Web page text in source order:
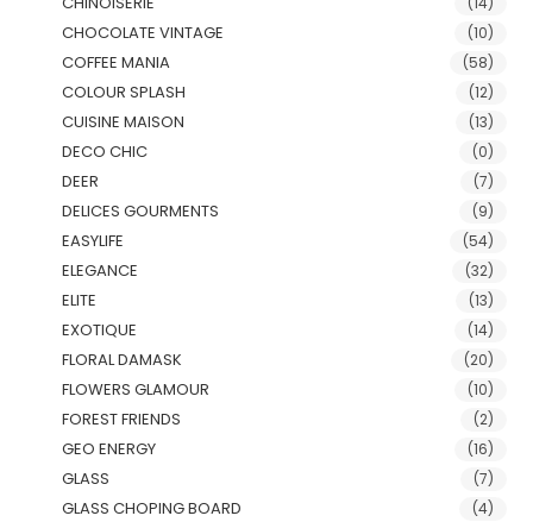
CHOCOLATE VINTAGE (10)
COFFEE MANIA (58)
COLOUR SPLASH (12)
CUISINE MAISON (13)
DECO CHIC (0)
DEER (7)
DELICES GOURMENTS (9)
EASYLIFE (54)
ELEGANCE (32)
ELITE (13)
EXOTIQUE (14)
FLORAL DAMASK (20)
FLOWERS GLAMOUR (10)
FOREST FRIENDS (2)
GEO ENERGY (16)
GLASS (7)
GLASS CHOPING BOARD (4)